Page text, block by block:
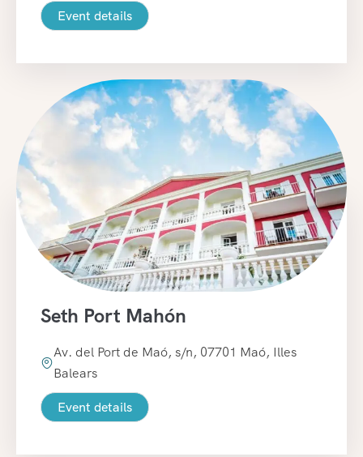
Event details
Seth Port Mahón
Av. del Port de Maó, s/n, 07701 Maó, Illes
Balears
Event details